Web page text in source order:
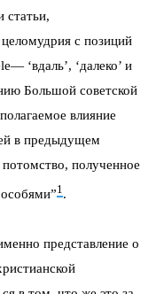
статьи,
с позиций
— ‘вдаль’, ‘далеко’ и
Большой советской
влияние
в предыдущем
полученное
1.
представление о